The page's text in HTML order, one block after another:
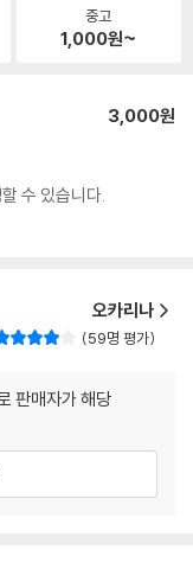
중고
1,000원~
3,000원
수 있습니다.
오카리나
59명 평가
판매자가 해당